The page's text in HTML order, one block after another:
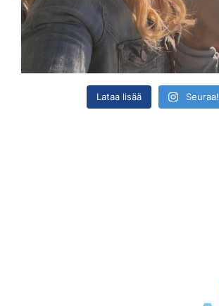
Lataa lisää Seuraa!